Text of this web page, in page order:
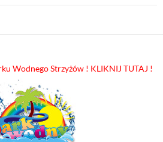
Wodnego Strzyżów ! KLIKNIJ TUTAJ !